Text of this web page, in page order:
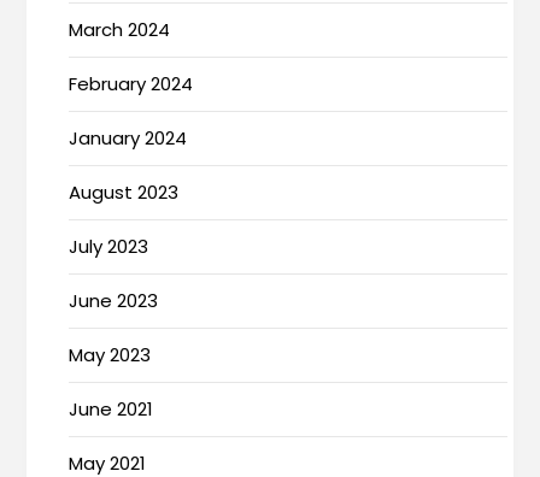
March 2024
February 2024
January 2024
August 2023
July 2023
June 2023
May 2023
June 2021
May 2021